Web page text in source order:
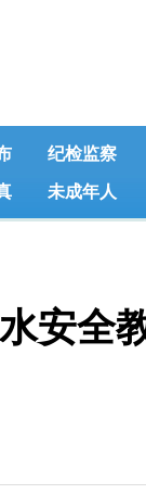
纪检监察
未成年人
安全